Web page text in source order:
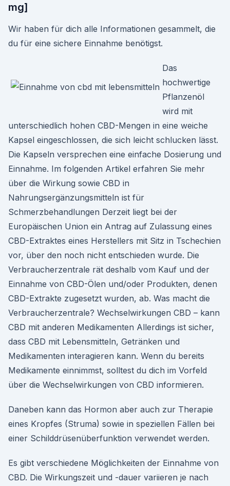
mg]
Wir haben für dich alle Informationen gesammelt, die
du für eine sichere Einnahme benötigst.
Das
hochwertige
Pflanzenöl
wird mit
unterschiedlich hohen CBD-Mengen in eine weiche
Kapsel eingeschlossen, die sich leicht schlucken lässt.
Die Kapseln versprechen eine einfache Dosierung und
Einnahme. Im folgenden Artikel erfahren Sie mehr
über die Wirkung sowie CBD in
Nahrungsergänzungsmitteln ist für
Schmerzbehandlungen Derzeit liegt bei der
Europäischen Union ein Antrag auf Zulassung eines
CBD-Extraktes eines Herstellers mit Sitz in Tschechien
vor, über den noch nicht entschieden wurde. Die
Verbraucherzentrale rät deshalb vom Kauf und der
Einnahme von CBD-Ölen und/oder Produkten, denen
CBD-Extrakte zugesetzt wurden, ab. Was macht die
Verbraucherzentrale? Wechselwirkungen CBD – kann
CBD mit anderen Medikamenten Allerdings ist sicher,
dass CBD mit Lebensmitteln, Getränken und
Medikamenten interagieren kann. Wenn du bereits
Medikamente einnimmst, solltest du dich im Vorfeld
über die Wechselwirkungen von CBD informieren.
Daneben kann das Hormon aber auch zur Therapie
eines Kropfes (Struma) sowie in speziellen Fällen bei
einer Schilddrüsenüberfunktion verwendet werden.
Es gibt verschiedene Möglichkeiten der Einnahme von
CBD. Die Wirkungszeit und -dauer variieren je nach